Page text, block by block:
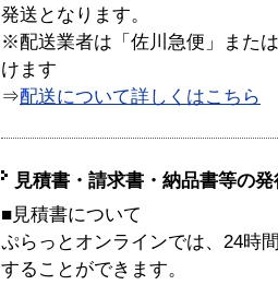
発送となります。
※配送業者は「佐川急便」また
けます
⇒配送について詳しくはこちら
見積書・請求書・納品書等の
■見積書について
ぷらっとオンラインでは、24時
することができます。